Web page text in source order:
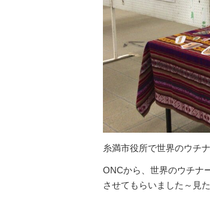
糸満市役所で世界のウチ
ONCから、世界のウチナ
させてもらいました～見